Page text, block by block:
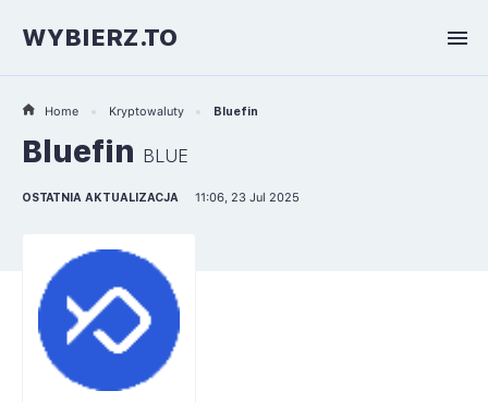
WYBIERZ.TO
Home Kryptowaluty Bluefin
Bluefin BLUE
OSTATNIA AKTUALIZACJA 11:06, 23 Jul 2025